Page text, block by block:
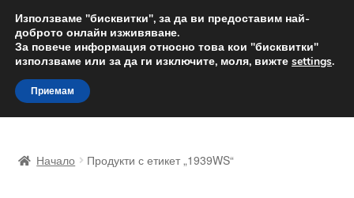
ДОСТАВКА от 12 лв.
Доставка по целия свят
Skip
to
navigation
Skip
to
content
Доставка по целия свят
Начало Продукти с етикет „1939WS“
Използваме "бисквитки", за да ви предоставим най-
доброто онлайн изживяване.
За повече информация относно това кои "бисквитки"
използваме или за да ги изключите, моля, вижте settings.
Приемам